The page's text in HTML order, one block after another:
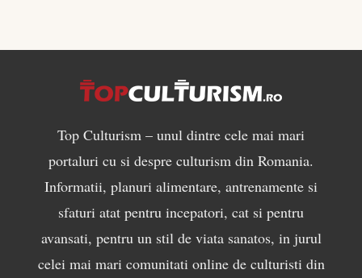
Top Culturism – unul dintre cele mai mari
portaluri cu si despre culturism din Romania.
Informatii, planuri alimentare, antrenamente si
sfaturi atat pentru incepatori, cat si pentru
avansati, pentru un stil de viata sanatos, in jurul
celei mai mari comunitati online de culturisti din